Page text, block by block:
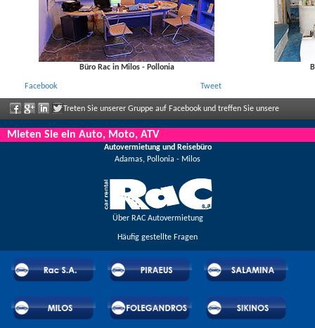
Büro Rac in Milos - Pollonia
Facebook Tweet
Treten Sie unserer Gruppe auf Facebook und treffen Sie unsere
Mitarbeiter, sagen Sie uns Ihre Meinung und genießen Sie große Rabatte und
Angebote, die regelmäßig bekannt gegeben werden.
Mieten Sie ein Auto, Moto, ATV
Autovermietung und Reisebüro
Adamas, Pollonia - Milos
Über RAC Autovermietung
Häufig gestellte Fragen